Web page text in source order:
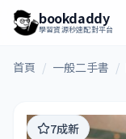
bookdaddy
學習資源秒速配對平台
首頁 / 一般二手書 /
7成新